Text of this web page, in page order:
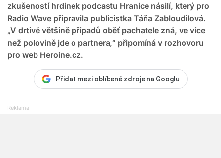
zkušeností hrdinek podcastu Hranice násilí, který pro
Radio Wave připravila publicistka Táňa Zabloudilová.
„V drtivé většině případů oběť pachatele zná, ve více
než polovině jde o partnera,“ připomíná v rozhovoru
pro web Heroine.cz.
Přidat mezi oblíbené zdroje na Googlu